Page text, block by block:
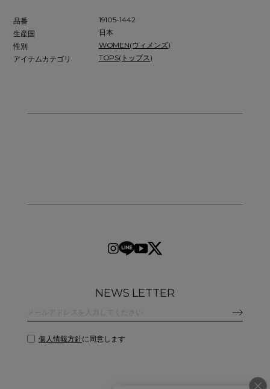
品番
19105-1442
生産国
日本
性別
WOMEN(ウィメンズ)
アイテムカテゴリ
TOPS(トップス)
NEWS LETTER
個人情報方針に同意します